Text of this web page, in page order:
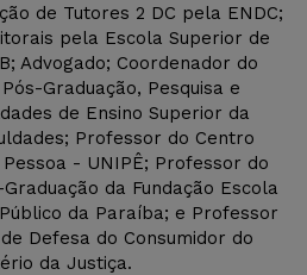
de Tutores 2 DC pela ENDC;
pela Escola Superior de
Advogado; Coordenador do
Graduação, Pesquisa e
de Ensino Superior da
Professor do Centro
- UNIPÊ; Professor do
da Fundação Escola
da Paraíba; e Professor
Defesa do Consumidor do
da Justiça.